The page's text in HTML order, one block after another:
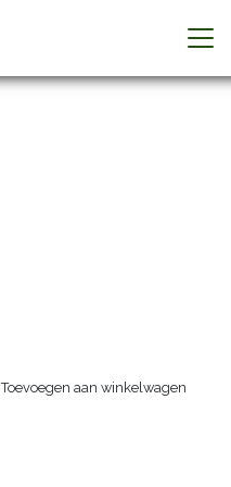
Toevoegen aan winkelwagen